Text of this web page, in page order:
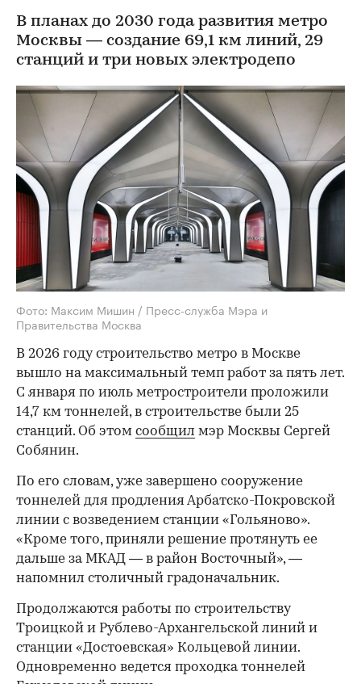
В планах до 2030 года развития метро
Москвы — создание 69,1 км линий, 29
станций и три новых электродепо
Фото: Максим Мишин / Пресс-служба Мэра и
Правительства Москва
В 2026 году строительство метро в Москве
вышло на максимальный темп работ за пять лет.
С января по июль метростроители проложили
14,7 км тоннелей, в строительстве были 25
станций. Об этом сообщил мэр Москвы Сергей
Собянин.
По его словам, уже завершено сооружение
тоннелей для продления Арбатско-Покровской
линии с возведением станции «Гольяново».
«Кроме того, приняли решение протянуть ее
дальше за МКАД — в район Восточный», —
напомнил столичный градоначальник.
Продолжаются работы по строительству
Троицкой и Рублево-Архангельской линий и
станции «Достоевская» Кольцевой линии.
Одновременно ведется проходка тоннелей